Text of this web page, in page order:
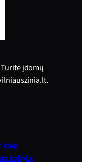
įdomų
kaip
kokybę